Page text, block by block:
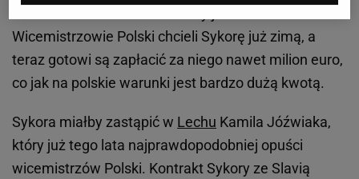
Wicemistrzowie Polski chcieli Sykorę już zimą, a
teraz gotowi są zapłacić za niego nawet milion euro,
co jak na polskie warunki jest bardzo dużą kwotą.
Sykora miałby zastąpić w Lechu Kamila Jóźwiaka,
który już tego lata najprawdopodobniej opuści
wicemistrzów Polski. Kontrakt Sykory ze Slavią